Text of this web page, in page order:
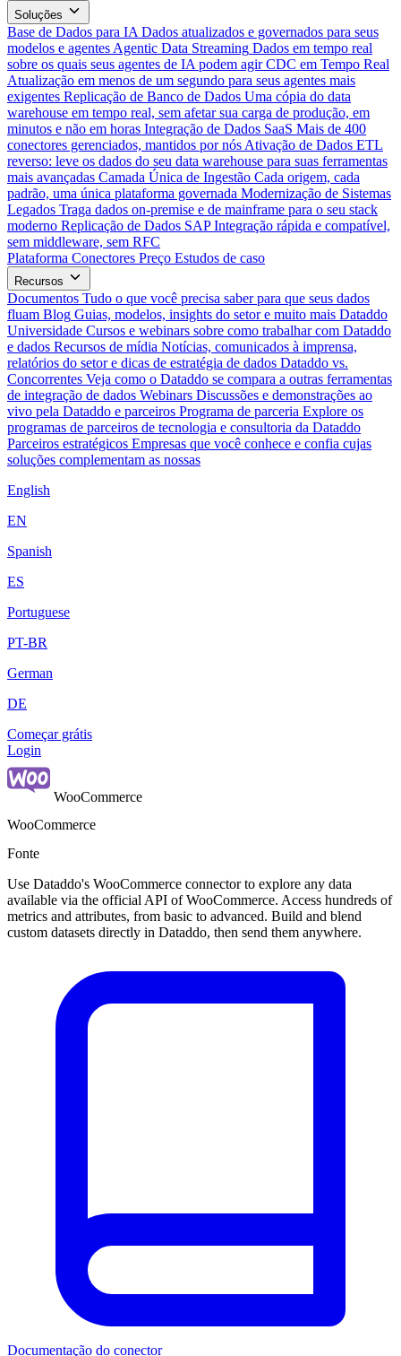
Soluções
Base de Dados para IA Dados atualizados e governados para seus
modelos e agentes Agentic Data Streaming Dados em tempo real
sobre os quais seus agentes de IA podem agir CDC em Tempo Real
Atualização em menos de um segundo para seus agentes mais
exigentes Replicação de Banco de Dados Uma cópia do data
warehouse em tempo real, sem afetar sua carga de produção, em
minutos e não em horas Integração de Dados SaaS Mais de 400
conectores gerenciados, mantidos por nós Ativação de Dados ETL
reverso: leve os dados do seu data warehouse para suas ferramentas
mais avançadas Camada Única de Ingestão Cada origem, cada
padrão, uma única plataforma governada Modernização de Sistemas
Legados Traga dados on-premise e de mainframe para o seu stack
moderno Replicação de Dados SAP Integração rápida e compatível,
sem middleware, sem RFC
Plataforma Conectores Preço Estudos de caso
Recursos
Documentos Tudo o que você precisa saber para que seus dados
fluam Blog Guias, modelos, insights do setor e muito mais Dataddo
Universidade Cursos e webinars sobre como trabalhar com Dataddo
e dados Recursos de mídia Notícias, comunicados à imprensa,
relatórios do setor e dicas de estratégia de dados Dataddo vs.
Concorrentes Veja como o Dataddo se compara a outras ferramentas
de integração de dados Webinars Discussões e demonstrações ao
vivo pela Dataddo e parceiros Programa de parceria Explore os
programas de parceiros de tecnologia e consultoria da Dataddo
Parceiros estratégicos Empresas que você conhece e confia cujas
soluções complementam as nossas
English
EN
Spanish
ES
Portuguese
PT-BR
German
DE
Começar grátis
Login
WooCommerce
WooCommerce
Fonte
Use Dataddo's WooCommerce connector to explore any data
available via the official API of WooCommerce. Access hundreds of
metrics and attributes, from basic to advanced. Build and blend
custom datasets directly in Dataddo, then send them anywhere.
Documentação do conector